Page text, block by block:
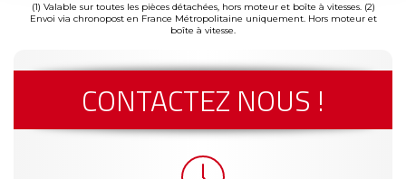
(1) Valable sur toutes les pièces détachées, hors moteur et boîte à vitesses. (2)
Envoi via chronopost en France Métropolitaine uniquement. Hors moteur et
boîte à vitesse.
CONTACTEZ NOUS !